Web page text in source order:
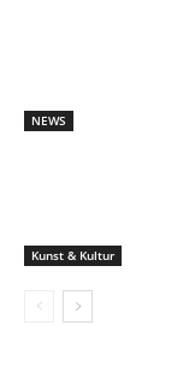
NEWS
Kunst & Kultur